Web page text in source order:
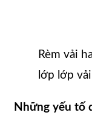
Rèm vải
lớp lớp
Những yếu tố